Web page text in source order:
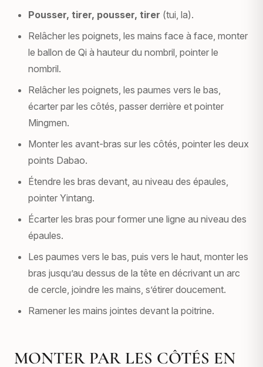
Pousser, tirer, pousser, tirer (tui, la).
Relâcher les poignets, les mains face à face, monter
le ballon de Qi à hauteur du nombril, pointer le
nombril.
Relâcher les poignets, les paumes vers le bas,
écarter par les côtés, passer derrière et pointer
Mingmen.
Monter les avant-bras sur les côtés, pointer les deux
points Dabao.
Étendre les bras devant, au niveau des épaules,
pointer Yintang.
Écarter les bras pour former une ligne au niveau des
épaules.
Les paumes vers le bas, puis vers le haut, monter les
bras jusqu’au dessus de la tête en décrivant un arc
de cercle, joindre les mains, s’étirer doucement.
Ramener les mains jointes devant la poitrine.
MONTER PAR LES CÔTÉS EN